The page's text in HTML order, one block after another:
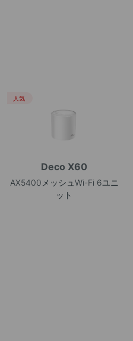
Deco X60
AX5400メッシュWi-Fi 6ユニ
ット
人気